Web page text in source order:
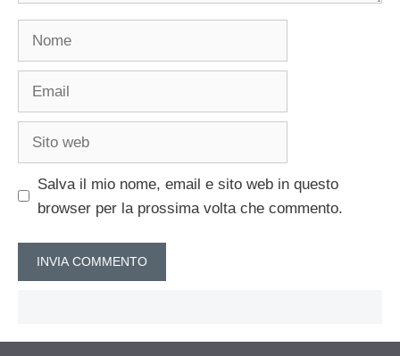
Salva il mio nome, email e sito web in questo
browser per la prossima volta che commento.